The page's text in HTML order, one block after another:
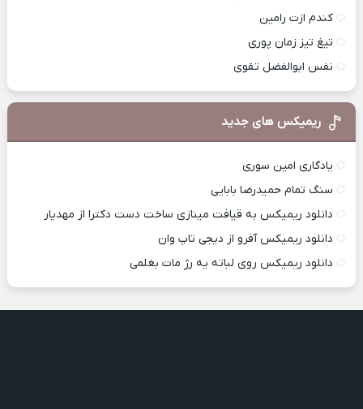
کندم ازت رامین
تیغ تیز زمان پوری
نفس ابوالفضل تقوی
ریمیکس های جدید
یادگاری امین سوری
سنگ تمام حمیدرضا بابایی
دانلود ریمیکس به قیافت مینازی ساخت دست دکترا از مهدیار
دانلود ریمیکس آفرو از ديجی تاپ وان
دانلود ریمیکس روی لباته یه رژ مات بغلمی